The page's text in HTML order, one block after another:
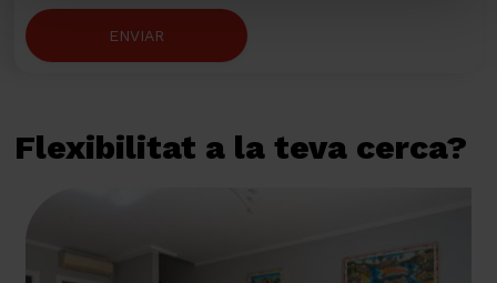
ENVIAR
Flexibilitat a la teva cerca?